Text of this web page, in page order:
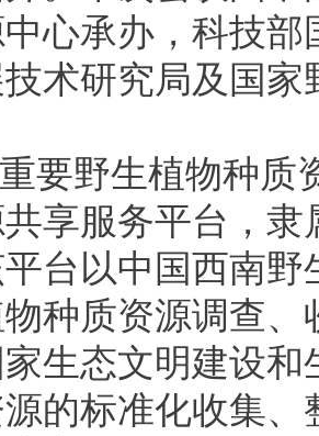
心承办，科技
术研究局及国
要野生植物种质
享服务平台，
台以中国西南
种质资源调查
生态文明建设
的标准化收集